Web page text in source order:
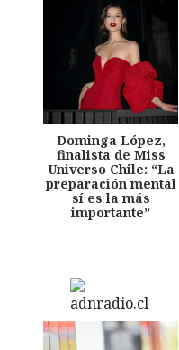
Dominga López,
finalista de Miss
Universo Chile: “La
preparación mental
sí es la más
importante”